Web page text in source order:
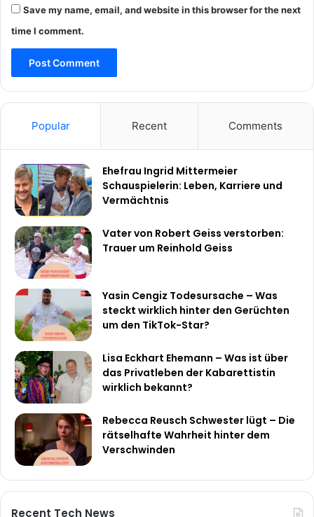
Save my name, email, and website in this browser for the next
time I comment.
Popular Recent Comments
Ehefrau Ingrid Mittermeier
Schauspielerin: Leben, Karriere und
Vermächtnis
Vater von Robert Geiss verstorben:
Trauer um Reinhold Geiss
Yasin Cengiz Todesursache – Was
steckt wirklich hinter den Gerüchten
um den TikTok-Star?
Lisa Eckhart Ehemann – Was ist über
das Privatleben der Kabarettistin
wirklich bekannt?
Rebecca Reusch Schwester lügt – Die
rätselhafte Wahrheit hinter dem
Verschwinden
Recent Tech News